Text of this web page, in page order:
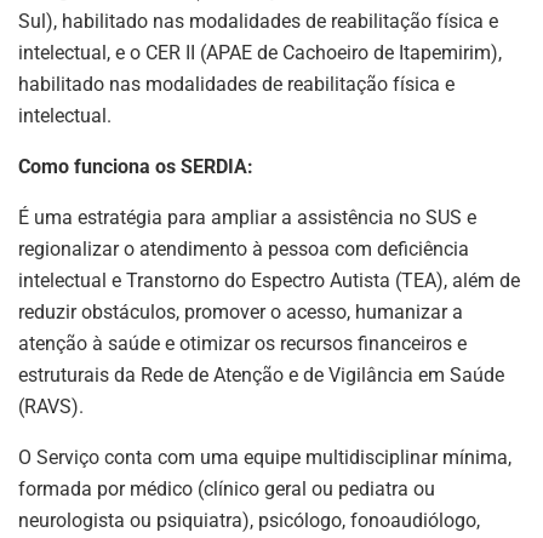
Sul), habilitado nas modalidades de reabilitação física e
intelectual, e o CER II (APAE de Cachoeiro de Itapemirim),
habilitado nas modalidades de reabilitação física e
intelectual.
Como funciona os SERDIA:
É uma estratégia para ampliar a assistência no SUS e
regionalizar o atendimento à pessoa com deficiência
intelectual e Transtorno do Espectro Autista (TEA), além de
reduzir obstáculos, promover o acesso, humanizar a
atenção à saúde e otimizar os recursos financeiros e
estruturais da Rede de Atenção e de Vigilância em Saúde
(RAVS).
O Serviço conta com uma equipe multidisciplinar mínima,
formada por médico (clínico geral ou pediatra ou
neurologista ou psiquiatra), psicólogo, fonoaudiólogo,